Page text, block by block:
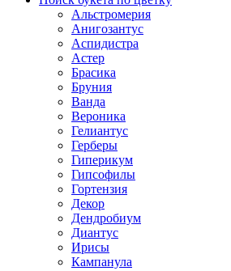
Альстромерия
Анигозантус
Аспидистра
Астер
Брасика
Бруния
Ванда
Вероника
Гелиантус
Герберы
Гиперикум
Гипсофилы
Гортензия
Декор
Дендробиум
Диантус
Ирисы
Кампанула